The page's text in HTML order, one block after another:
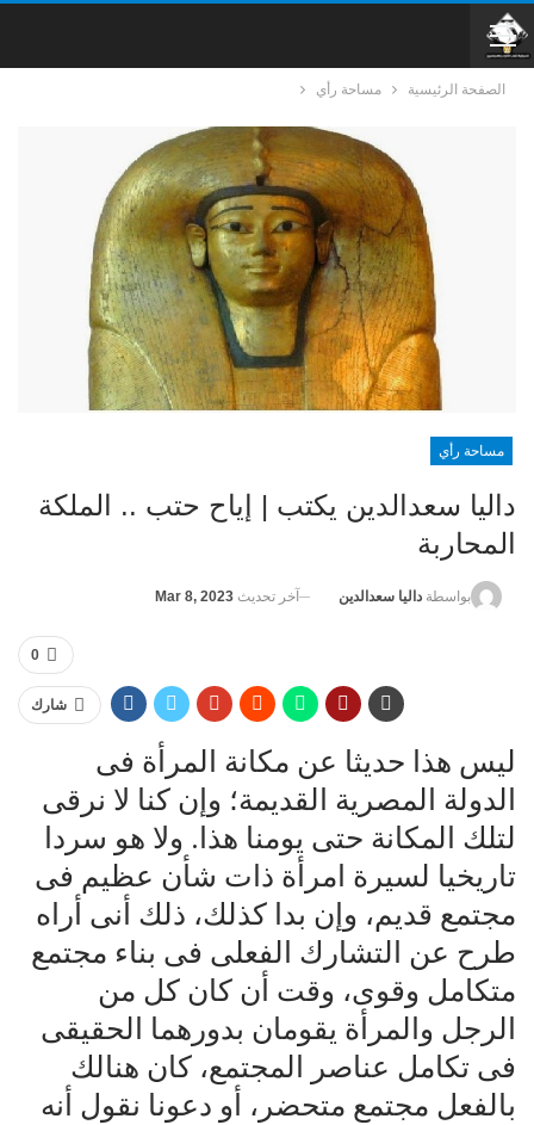
الصفحة الرئيسية مساحة رأي
مساحة رأي
داليا سعدالدين يكتب | إياح حتب .. الملكة
المحاربة
بواسطة داليا سعدالدين آخر تحديث Mar 8, 2023
0
شارك
ليس هذا حديثا عن مكانة المرأة فى
الدولة المصرية القديمة؛ وإن كنا لا نرقى
لتلك المكانة حتى يومنا هذا. ولا هو سردا
تاريخيا لسيرة امرأة ذات شأن عظيم فى
مجتمع قديم، وإن بدا كذلك، ذلك أنى أراه
طرح عن التشارك الفعلى فى بناء مجتمع
متكامل وقوى، وقت أن كان كل من
الرجل والمرأة يقومان بدورهما الحقيقى
فى تكامل عناصر المجتمع، كان هنالك
بالفعل مجتمع متحضر، أو دعونا نقول أنه